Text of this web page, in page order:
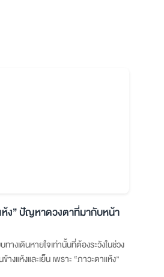
ห้ง” ปัญหาดวงตาที่มากับหน้า
ทางเดินหายใจเท่านั้นที่ต้องระวังในช่วง
งแห้งและเย็น เพราะ “ภาวะตาแห้ง”